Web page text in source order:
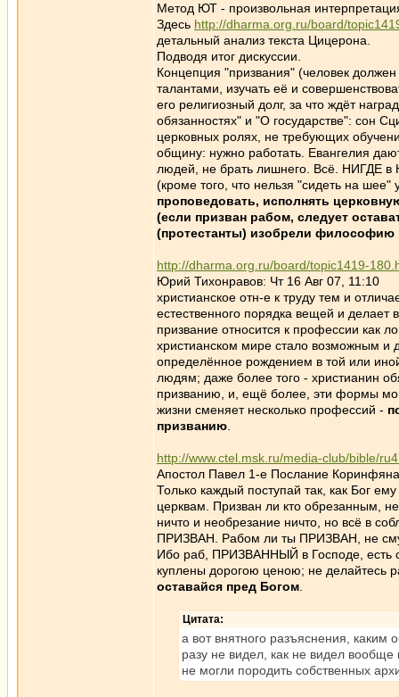
Метод ЮТ - произвольная
Здесь http://dharma.org.ru/board/
детальный анализ текста Цицерона.
Подводя итог дискуссии.
Концепция "призвания" (человек
талантами, изучать её и
его религиозный долг, за что ждёт
обязанностях" и "О государстве": сон
церковных ролях, не требующих
общину: нужно работать. Евангелия
людей, не брать лишнего. Всё. НИГДЕ в
(кроме того, что нельзя "сидеть на
проповедовать, исполнять
(если призван рабом, следует
(протестанты) изобрели философию
http://dharma.org.ru/board/topic1419-
Юрий Тихонравов: Чт 16 Авг 07, 11:10
христианское отн-е к труду тем и
естественного порядка вещей и
призвание относится к профессии как
христианском мире стало возможным и
определённое рождением в той или
людям; даже более того - христианин
призванию, и, ещё более, эти формы
жизни сменяет несколько профессий -
призванию
http://www.ctel.msk.ru/media-club/bible/
Апостол Павел 1-е Послание
Только каждый поступай так, как Бог
церквам. Призван ли кто обрезанным,
ничто и необрезание ничто, но всё в
ПРИЗВАН. Рабом ли ты ПРИЗВАН, не
Ибо раб, ПРИЗВАННЫЙ в Господе, есть
куплены дорогою ценою; не делайтесь
оставайся пред Богом
Цитата:
а вот внятного разъяснения,
разу не видел, как не видел
не могли породить собственных